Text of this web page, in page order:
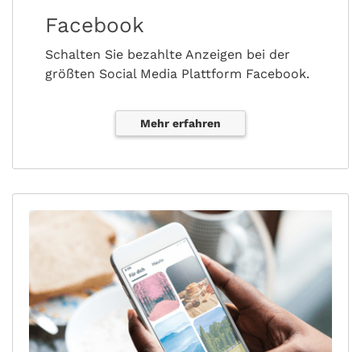
Facebook
Schalten Sie bezahlte Anzeigen bei der
größten Social Media Plattform Facebook.
Mehr erfahren